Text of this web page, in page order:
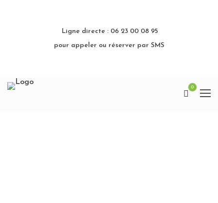
Ligne directe : 06 23 00 08 95
pour appeler ou réserver par SMS
0